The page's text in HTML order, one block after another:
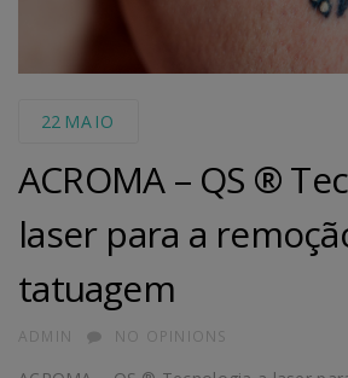
22 MAIO
ACROMA – QS ®
laser para a
tatuagem
AUTHOR
ADMIN NO OPINIONS